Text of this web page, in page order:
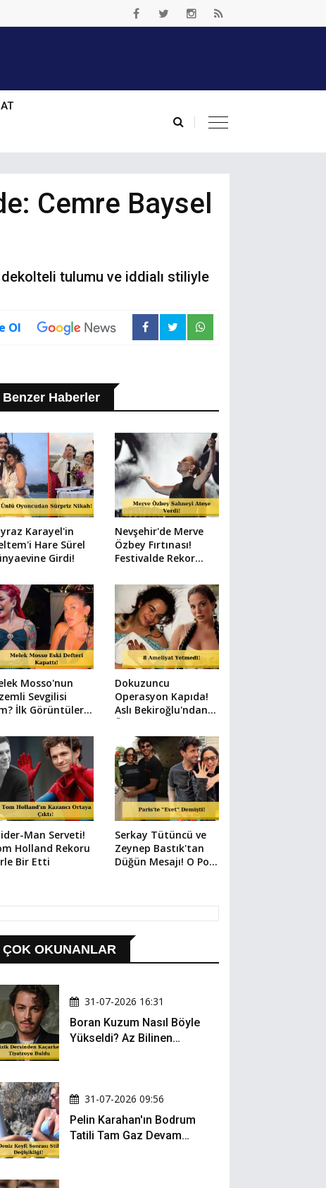
Cemre Baysel
dekolteli tulumu ve iddialı stiliyle
Ol
Benzer Haberler
Karayel'in
Hare Sürel
Girdi!
Nevşehir'de Merve
Özbey Fırtınası!
Festivalde Rekor
Mosso'nun
Sevgilisi
İlk Görüntüler
Dokuzuncu
Operasyon Kapıda!
Aslı Bekiroğlu'ndan
Üzen Paylaşım
Man Serveti!
Holland Rekoru
Bir Etti
Serkay Tütüncü ve
Zeynep Bastık'tan
Düğün Mesajı! O Poz
ÇOK OKUNANLAR
31-07-2026 16:31
Boran Kuzum Nasıl Böyle
Yükseldi? Az Bilinen
31-07-2026 09:56
Pelin Karahan'ın Bodrum
Tatili Tam Gaz Devam